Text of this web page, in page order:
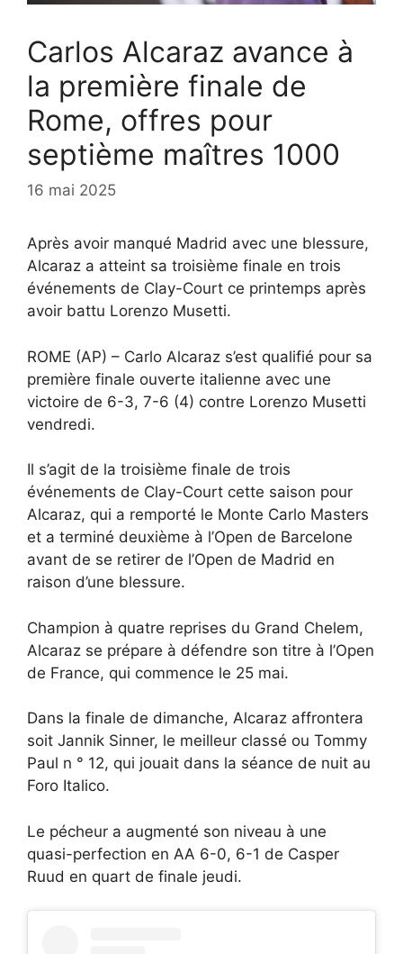
Carlos Alcaraz avance à
la première finale de
Rome, offres pour
septième maîtres 1000
16 mai 2025
Après avoir manqué Madrid avec une blessure,
Alcaraz a atteint sa troisième finale en trois
événements de Clay-Court ce printemps après
avoir battu Lorenzo Musetti.
ROME (AP) – Carlo Alcaraz s’est qualifié pour sa
première finale ouverte italienne avec une
victoire de 6-3, 7-6 (4) contre Lorenzo Musetti
vendredi.
Il s’agit de la troisième finale de trois
événements de Clay-Court cette saison pour
Alcaraz, qui a remporté le Monte Carlo Masters
et a terminé deuxième à l’Open de Barcelone
avant de se retirer de l’Open de Madrid en
raison d’une blessure.
Champion à quatre reprises du Grand Chelem,
Alcaraz se prépare à défendre son titre à l’Open
de France, qui commence le 25 mai.
Dans la finale de dimanche, Alcaraz affrontera
soit Jannik Sinner, le meilleur classé ou Tommy
Paul n ° 12, qui jouait dans la séance de nuit au
Foro Italico.
Le pécheur a augmenté son niveau à une
quasi-perfection en AA 6-0, 6-1 de Casper
Ruud en quart de finale jeudi.